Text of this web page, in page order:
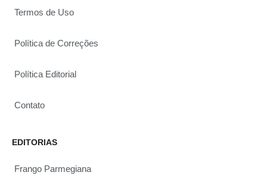
Termos de Uso
Política de Correções
Política Editorial
Contato
EDITORIAS
Frango Parmegiana